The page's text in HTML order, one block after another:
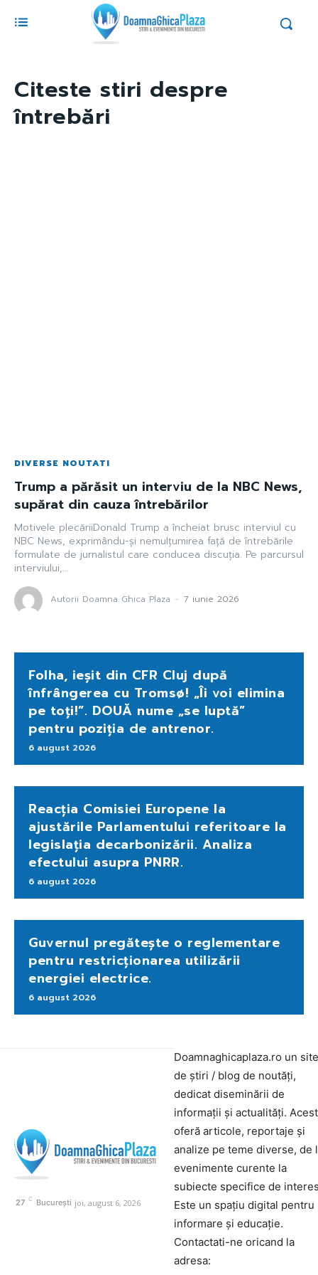
Citeste stiri despre
întrebări
DIVERSE NOUTATI
Trump a părăsit un interviu de la NBC News,
supărat din cauza întrebărilor
Motivele plecăriiDonald Trump a încheiat brusc interviul cu
NBC News, exprimându-și nemulțumirea față de întrebările
formulate de jurnalistul care conducea discuția. Pe parcursul
interviului,...
Autorii Doamna Ghica Plaza - 7 iunie 2026
Folha, ieșit din CFR Cluj după
înfrângerea cu Tromsø! „Îi voi elimina
pe toți!”. DOUĂ nume „se luptă”
pentru poziția de antrenor.
6 august 2026
Reacția Comisiei Europene la
ajustările Parlamentului referitoare la
legislația decarbonizării. Analiza
efectului asupra PNRR.
6 august 2026
Guvernul pregătește o reglementare
pentru restricționarea utilizării
energiei electrice.
6 august 2026
27 C București joi, august 6, 2026
Doamnaghicaplaza.ro un site
de știri / blog de noutăți,
dedicat diseminării de
informații și actualități.
oferă articole, reportaje și
analize pe teme diverse, de
evenimente curente la
subiecte specifice de
Este un spațiu digital pentru
informare și educație.
Contactati-ne oricand la
adresa: